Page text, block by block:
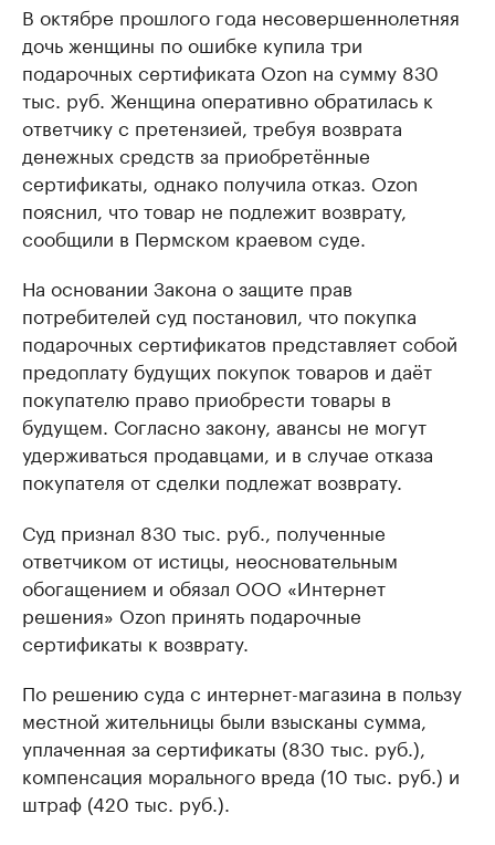
В октябре прошлого года несовершеннолетняя
дочь женщины по ошибке купила три
подарочных сертификата Ozon на сумму 830
тыс. руб. Женщина оперативно обратилась к
ответчику с претензией, требуя возврата
денежных средств за приобретённые
сертификаты, однако получила отказ. Ozon
пояснил, что товар не подлежит возврату,
сообщили в Пермском краевом суде.
На основании Закона о защите прав
потребителей суд постановил, что покупка
подарочных сертификатов представляет собой
предоплату будущих покупок товаров и даёт
покупателю право приобрести товары в
будущем. Согласно закону, авансы не могут
удерживаться продавцами, и в случае отказа
покупателя от сделки подлежат возврату.
Суд признал 830 тыс. руб., полученные
ответчиком от истицы, неосновательным
обогащением и обязал ООО «Интернет
решения» Ozon принять подарочные
сертификаты к возврату.
По решению суда с интернет-магазина в пользу
местной жительницы были взысканы сумма,
уплаченная за сертификаты (830 тыс. руб.),
компенсация морального вреда (10 тыс. руб.) и
штраф (420 тыс. руб.).